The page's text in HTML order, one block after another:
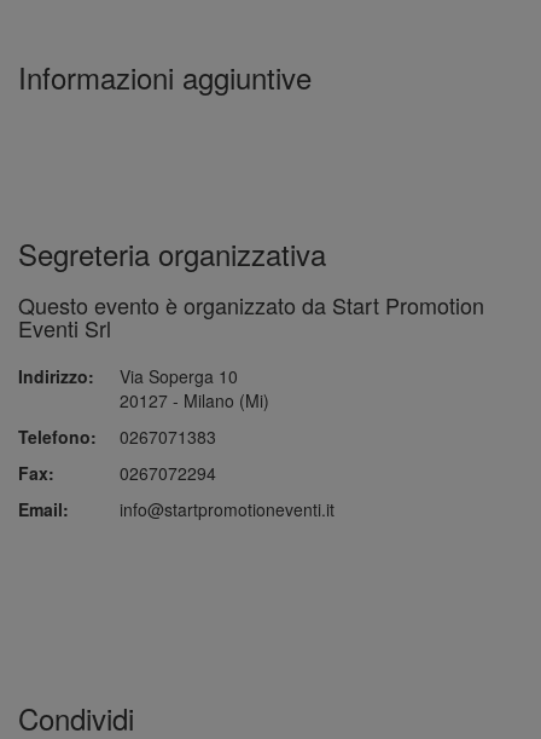
Informazioni aggiuntive
Segreteria organizzativa
Questo evento è organizzato da Start Promotion
Eventi Srl
Indirizzo:
Via Soperga 10
20127 - Milano (Mi)
Telefono:
0267071383
Fax:
0267072294
Email:
info@startpromotioneventi.it
Condividi